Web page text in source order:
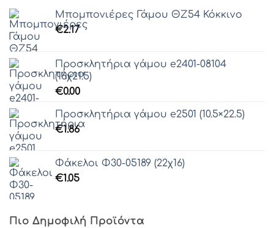
Μπομπονιέρες Γάμου ΘZ54 Κόκκινο
€2.17
Προσκλητήρια γάμου e2401-08104
(16χ21.5)
€0.00
Προσκλητήρια γάμου e2501 (10.5×22.5)
€1.86
Φάκελοι Φ30-05189 (22χ16)
€1.05
Πιο Δημοφιλή Προϊόντα